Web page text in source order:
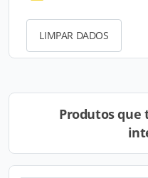
LIMPAR DADOS
Produtos que